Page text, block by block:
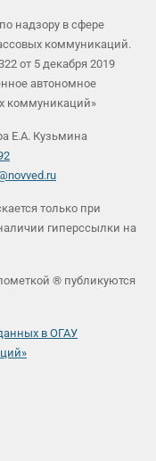
надзору в сфере
коммуникаций.
от 5 декабря 2019
автономное
коммуникаций»
Е.А. Кузьмина
только при
гиперссылки на
® публикуются
в ОГАУ